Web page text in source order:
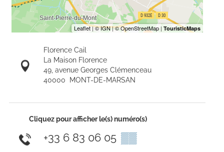
Florence Cail
La Maison Florence
49, avenue Georges Clémenceau
40000 MONT-DE-MARSAN
Cliquez pour afficher le(s) numéro(s)
+33 6 83 06 05 ▒▒